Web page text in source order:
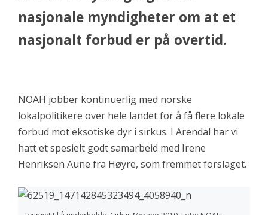
nasjonale myndigheter om at et
nasjonalt forbud er på overtid.
NOAH jobber kontinuerlig med norske
lokalpolitikere over hele landet for å få flere lokale
forbud mot eksotiske dyr i sirkus. I Arendal har vi
hatt et spesielt godt samarbeid med Irene
Henriksen Aune fra Høyre, som fremmet forslaget.